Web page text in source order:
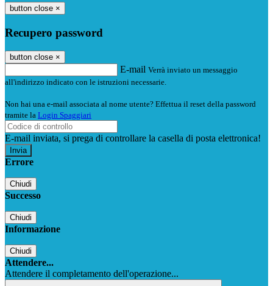
button close ×
Recupero password
button close ×
E-mail Verrà inviato un messaggio
all'indirizzo indicato con le istruzioni necessarie.
Non hai una e-mail associata al nome utente? Effettua il reset della password
tramite la Login Spaggiari
E-mail inviata, si prega di controllare la casella di posta elettronica!
Errore
Chiudi
Successo
Chiudi
Informazione
Chiudi
Attendere...
Attendere il completamento dell'operazione...